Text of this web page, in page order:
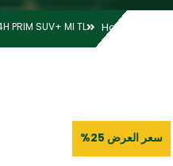
Home
PRIM SUV+ MI TL
سعر العرض 25%